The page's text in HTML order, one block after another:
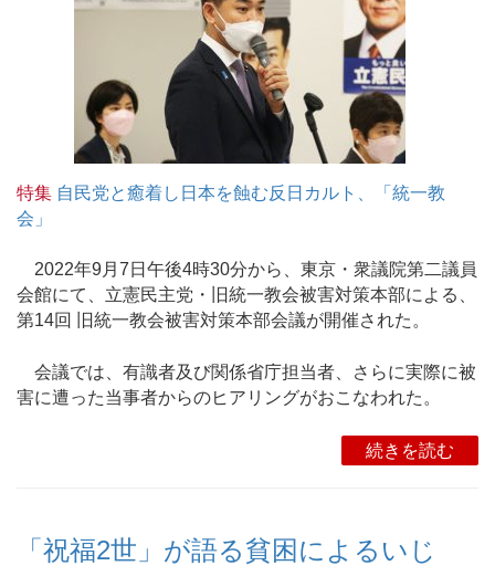
特集 自民党と癒着し日本を蝕む反日カルト、「統一教
会」
2022年9月7日午後4時30分から、東京・衆議院第二議員
会館にて、立憲民主党・旧統一教会被害対策本部による、
第14回 旧統一教会被害対策本部会議が開催された。
会議では、有識者及び関係省庁担当者、さらに実際に被
害に遭った当事者からのヒアリングがおこなわれた。
続きを読む
「祝福2世」が語る貧困によるいじ